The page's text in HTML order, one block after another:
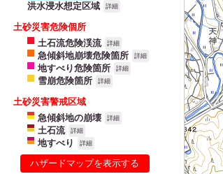
洪水浸水想定区域 詳細
土砂災害危険個所
土石流危険渓流
詳細
急傾斜地崩壊危険箇所 詳細
地すべり危険箇所 詳細
雪崩危険箇所 詳細
土砂災害警戒区域
急傾斜地の崩壊
詳細
土石流 詳細
地すべり 詳細
ハザードマップを表示する